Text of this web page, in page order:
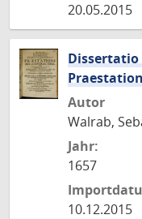
20.05.2015
Autor
Walrab,
Jahr:
1657
10.12.2015